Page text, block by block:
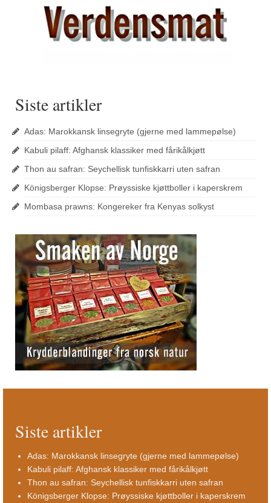
Siste artikler
Adas: Marokkansk linsegryte (gjerne med lammepølse)
Kabuli pilaff: Afghansk klassiker med fårikålkjøtt
Thon au safran: Seychellisk tunfiskkarri uten safran
Königsberger Klopse: Prøyssiske kjøttboller i kaperskrem
Mombasa prawns: Kongereker fra Kenyas solkyst
Siste artikler
Adas: Marokkansk linsegryte (gjerne med lammepølse)
Kabuli pilaff: Afghansk klassiker med fårikålkjøtt
Thon au safran: Seychellisk tunfiskkarri uten safran
Königsberger Klopse: Prøyssiske kjøttboller i kaperskrem